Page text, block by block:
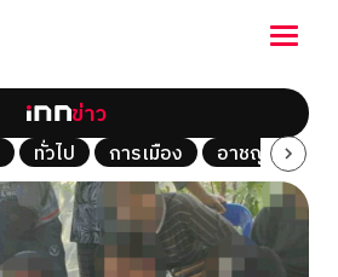
ข่าว
ทั่วไป การเมือง อาชญากรรม